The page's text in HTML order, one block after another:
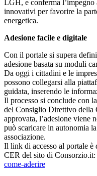
LGH, e conferma
innovativi per favorire la
energetica.
Adesione facile e digitale
Con il portale si supera
adesione basata su moduli
Da oggi i cittadini e le
possono collegarsi alla
guidata, inserendo le
Il processo si conclude con
del Consiglio Direttivo della
approvata, l’adesione viene
può scaricare in autonomia
associazione.
Il link di accesso al portale è
CER del sito di Consorzio.it:
come-aderire